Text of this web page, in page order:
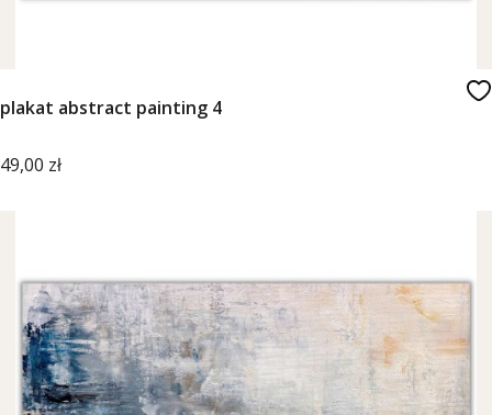
plakat abstract painting 4
Cena
49,00 zł